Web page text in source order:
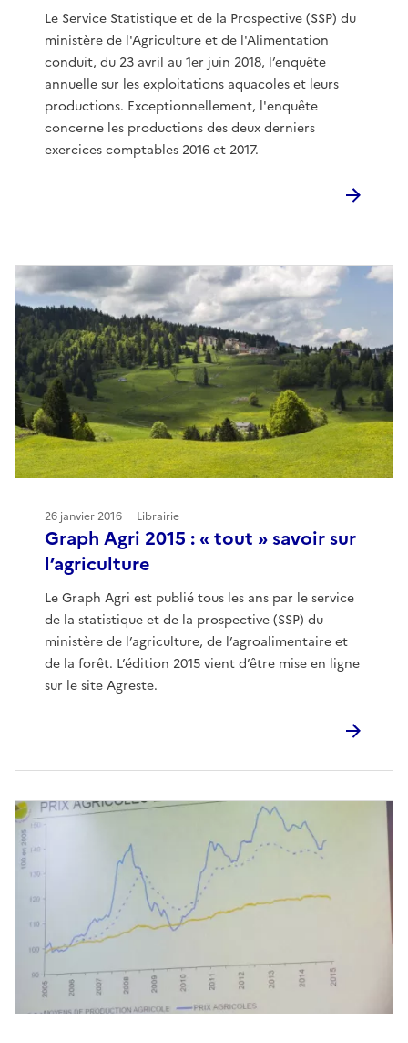
Le Service Statistique et de la Prospective (SSP) du
ministère de l'Agriculture et de l'Alimentation
conduit, du 23 avril au 1er juin 2018, l’enquête
annuelle sur les exploitations aquacoles et leurs
productions. Exceptionnellement, l'enquête
concerne les productions des deux derniers
exercices comptables 2016 et 2017.
Graph Agri 2015 : « tout » savoir sur
l’agriculture
Le Graph Agri est publié tous les ans par le service
de la statistique et de la prospective (SSP) du
ministère de l’agriculture, de l’agroalimentaire et
de la forêt. L’édition 2015 vient d’être mise en ligne
sur le site Agreste.
26 janvier 2016 Librairie